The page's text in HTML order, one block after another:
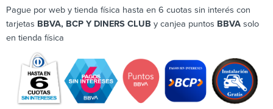
Pague por web y tienda física hasta en 6 cuotas sin interés con
tarjetas BBVA, BCP Y DINERS CLUB y canjea puntos BBVA solo
en tienda física